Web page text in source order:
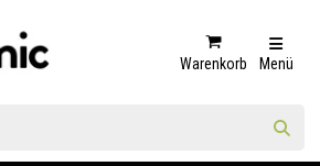
Warenkorb Menü